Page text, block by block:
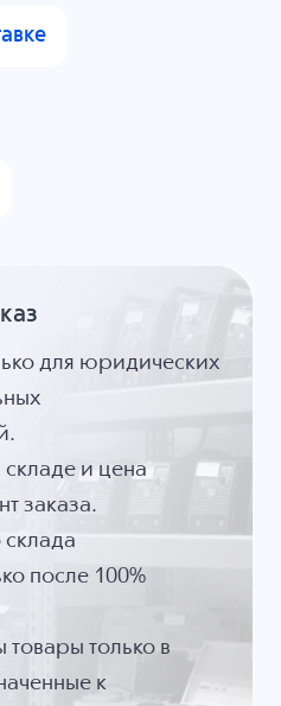
для юридических
складе и цена
заказа.
склада
после 100%
товары только в
к